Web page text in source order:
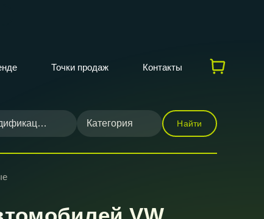
Точки продаж Контакты
Категория Найти